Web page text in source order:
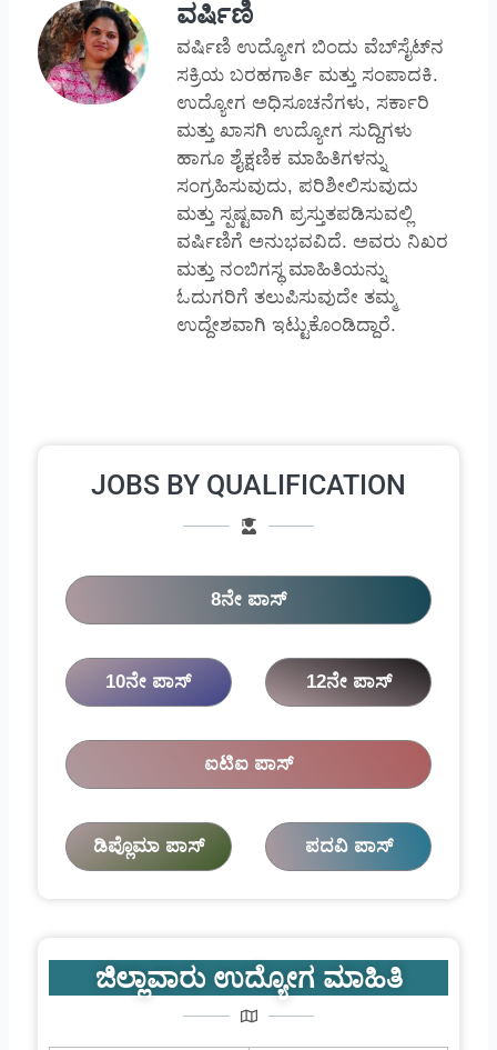
ವರ್ಷಿಣಿ
ವರ್ಷಿಣಿ ಉದ್ಯೋಗ ಬಿಂದು ವೆಬ್‌ಸೈಟ್‌ನ
ಸಕ್ರಿಯ ಬರಹಗಾರ್ತಿ ಮತ್ತು ಸಂಪಾದಕಿ.
ಉದ್ಯೋಗ ಅಧಿಸೂಚನೆಗಳು, ಸರ್ಕಾರಿ
ಮತ್ತು ಖಾಸಗಿ ಉದ್ಯೋಗ ಸುದ್ದಿಗಳು
ಹಾಗೂ ಶೈಕ್ಷಣಿಕ ಮಾಹಿತಿಗಳನ್ನು
ಸಂಗ್ರಹಿಸುವುದು, ಪರಿಶೀಲಿಸುವುದು
ಮತ್ತು ಸ್ಪಷ್ಟವಾಗಿ ಪ್ರಸ್ತುತಪಡಿಸುವಲ್ಲಿ
ವರ್ಷಿಣಿಗೆ ಅನುಭವವಿದೆ. ಅವರು ನಿಖರ
ಮತ್ತು ನಂಬಿಗಸ್ಥ ಮಾಹಿತಿಯನ್ನು
ಓದುಗರಿಗೆ ತಲುಪಿಸುವುದೇ ತಮ್ಮ
ಉದ್ದೇಶವಾಗಿ ಇಟ್ಟುಕೊಂಡಿದ್ದಾರೆ.
JOBS BY QUALIFICATION
8ನೇ ಪಾಸ್
10ನೇ ಪಾಸ್ 12ನೇ ಪಾಸ್
ಐಟಿಐ ಪಾಸ್
ಡಿಪ್ಲೊಮಾ ಪಾಸ್ ಪದವಿ ಪಾಸ್
ಜಿಲ್ಲಾವಾರು ಉದ್ಯೋಗ ಮಾಹಿತಿ